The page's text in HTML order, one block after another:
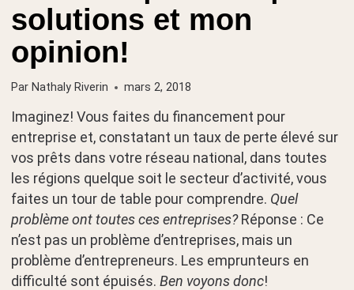
solutions et mon
opinion!
Par Nathaly Riverin mars 2, 2018
Imaginez! Vous faites du financement pour
entreprise et, constatant un taux de perte élevé sur
vos prêts dans votre réseau national, dans toutes
les régions quelque soit le secteur d’activité, vous
faites un tour de table pour comprendre. Quel
problème ont toutes ces entreprises?Réponse : Ce
n’est pas un problème d’entreprises, mais un
problème d’entrepreneurs. Les emprunteurs en
difficulté sont épuisés.Ben voyons donc!